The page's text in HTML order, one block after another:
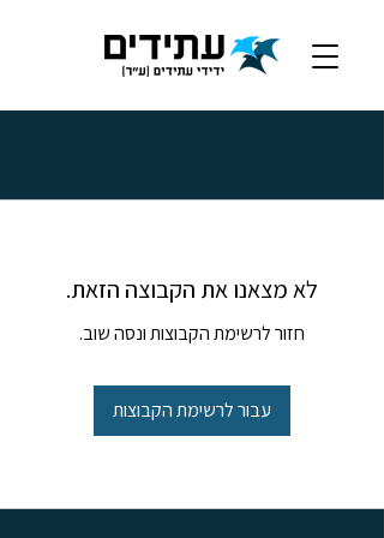
לא מצאנו את הקבוצה הזאת.
חזור לרשימת הקבוצות ונסה שוב.
עבור לרשימת הקבוצות